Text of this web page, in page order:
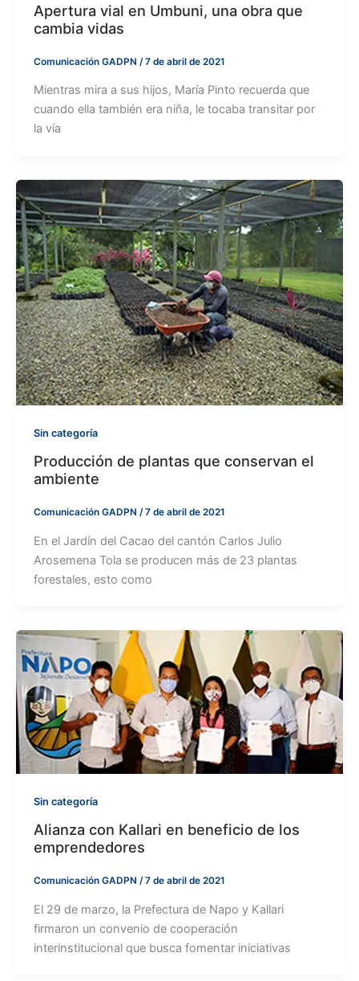
Apertura vial en Umbuni, una obra que
cambia vidas
Comunicación GADPN /7 de abril de 2021
Mientras mira a sus hijos, María Pinto recuerda que
cuando ella también era niña, le tocaba transitar por
la vía
Sin categoría
Producción de plantas que conservan el
ambiente
Comunicación GADPN /7 de abril de 2021
En el Jardín del Cacao del cantón Carlos Julio
Arosemena Tola se producen más de 23 plantas
forestales, esto como
Sin categoría
Alianza con Kallari en beneficio de los
emprendedores
Comunicación GADPN /7 de abril de 2021
El 29 de marzo, la Prefectura de Napo y Kallari
firmaron un convenio de cooperación
interinstitucional que busca fomentar iniciativas